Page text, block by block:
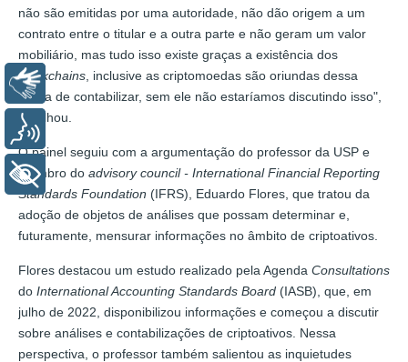
não são emitidas por uma autoridade, não dão origem a um
contrato entre o titular e a outra parte e não geram um valor
mobiliário, mas tudo isso existe graças a existência dos
blockchains , inclusive as criptomoedas são oriundas dessa
forma de contabilizar, sem ele não estaríamos discutindo isso",
detalhou.
O painel seguiu com a argumentação do professor da USP e
membro do advisory council - International Financial Reporting
Standards Foundation (IFRS), Eduardo Flores, que tratou da
adoção de objetos de análises que possam determinar e,
futuramente, mensurar informações no âmbito de criptoativos.
Flores destacou um estudo realizado pela Agenda Consultations
do International Accounting Standards Board (IASB), que, em
julho de 2022, disponibilizou informações e começou a discutir
sobre análises e contabilizações de criptoativos. Nessa
perspectiva, o professor também salientou as inquietudes
Libras
+ Acessibilidade